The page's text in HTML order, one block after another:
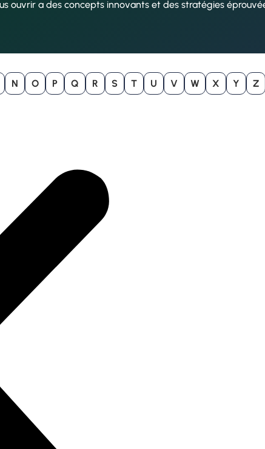
ouvrir a des concepts innovants et des stratégies
N O P Q R S T U V W X Y
Z